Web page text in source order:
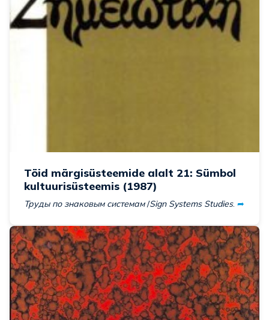
Töid märgisüsteemide alalt 21: Sümbol
kultuurisüsteemis (1987)
Труды по знаковым системам/Sign Systems Studies. ➦